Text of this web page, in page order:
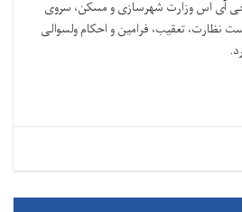
آی اس وزارت شهرسازی و مسکن، سروی
نظارت، تعقیب، فرامین و احکام ولسوالی